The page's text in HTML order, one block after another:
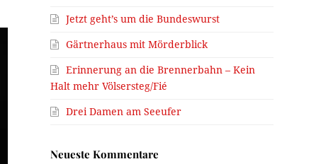
Jetzt geht’s um die Bundeswurst
Gärtnerhaus mit Mörderblick
Erinnerung an die Brennerbahn – Kein
Halt mehr Völsersteg/Fié
Drei Damen am Seeufer
Neueste Kommentare